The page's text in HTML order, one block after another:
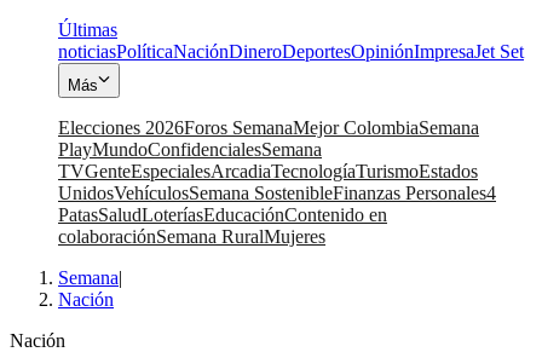
Últimas
noticiasPolíticaNaciónDineroDeportesOpiniónImpresaJet Set
Más
Elecciones 2026Foros SemanaMejor ColombiaSemana
PlayMundoConfidencialesSemana
TVGenteEspecialesArcadiaTecnologíaTurismoEstados
UnidosVehículosSemana SostenibleFinanzas Personales4
PatasSaludLoteríasEducaciónContenido en
colaboraciónSemana RuralMujeres
Semana|
Nación
Nación